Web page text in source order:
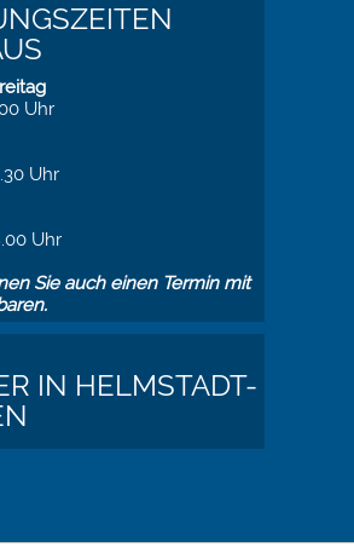
Uhr
Uhr
Uhr
Sie auch einen Termin mit
IN HELMSTADT-